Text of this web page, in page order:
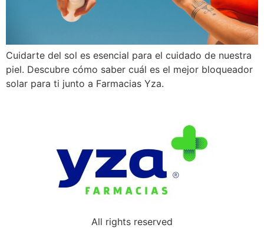
Cuidarte del sol es esencial para el cuidado de nuestra
piel. Descubre cómo saber cuál es el mejor bloqueador
solar para ti junto a Farmacias Yza.
All rights reserved